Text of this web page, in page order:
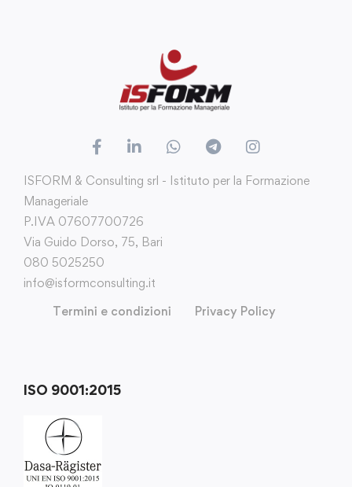
ISFORM & Consulting srl - Istituto per la Formazione
Manageriale
P.IVA 07607700726
Via Guido Dorso, 75, Bari
080 5025250
info@isformconsulting.it
Termini e condizioni
Privacy Policy
ISO 9001:2015